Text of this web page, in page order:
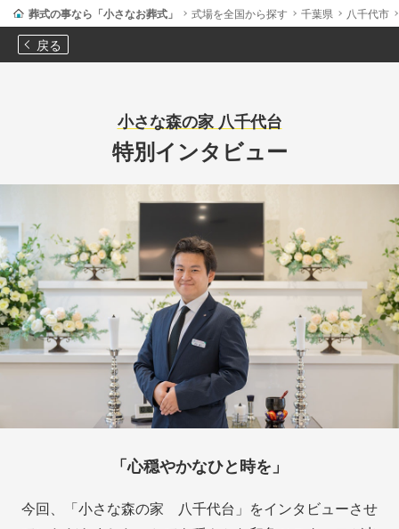
葬式の事なら「小さなお葬式」 式場を全国から探す 千葉県 八千代市
戻る
小さな森の家 八千代台
特別インタビュー
「心穏やかなひと時を」
今回、「小さな森の家 八千代台」をインタビューさせ